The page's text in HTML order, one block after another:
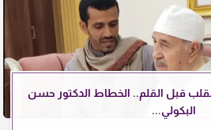
قبل القلم.. الخطاط الدكتور حسن
البكولي...